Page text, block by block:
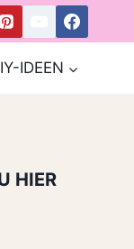
IDEEN
HIER